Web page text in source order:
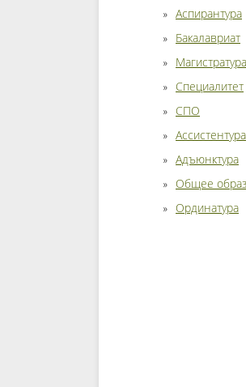
Аспирантура
Бакалавриат
Магистратура
Специалитет
СПО
Ассистентура
Адъюнктура
Общее
Ординатура